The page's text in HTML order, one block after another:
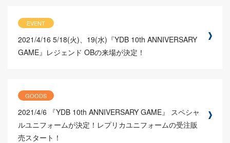
EVENT
2021/4/16 5/18(火)、19(水)『YDB 10th ANNIVERSARY
GAME』レジェンド OBの来場が決定！
GOODS
2021/4/6
『YDB 10th ANNIVERSARY GAME』 スペシャ
ルユニフォームが決定！レプリカユニフォームの受注販
売スタート！